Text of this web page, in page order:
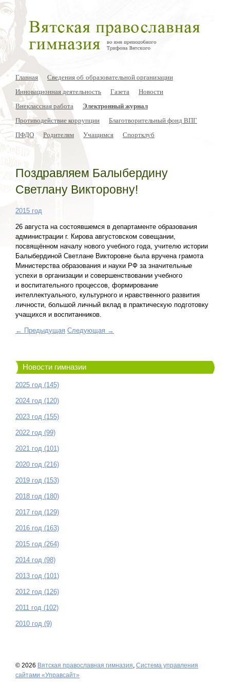
Главная
Сведения об образовательной организации
Инновационная деятельность
Газета
Новости
Внеклассная работа
Электронный журнал
Противодействие коррупции
Благотворительный фонд ВПГ
ПФДО
Родителям Учащимся Спортклуб
Поздравляем Балыбердину
Светлану Викторовну!
2015 год
26 августа на состоявшемся в департаменте образования
администрации г. Кирова августовском совещании,
посвящённом началу нового учебного года, учителю истории
Балыбердиной Светлане Викторовне была вручена грамота
Министерства образования и науки РФ за значительные
успехи в организации и совершенствовании учебного
и воспитательного процессов, формирование
интеллектуального, культурного и нравственного развития
личности, большой личный вклад в практическую подготовку
учащихся и воспитанников.
← Предыдущая Следующая →
Новости гимназии
2025 год (145)
2024 год (120)
2023 год (155)
2022 год (99)
2021 год (101)
2020 год (216)
2019 год (153)
2018 год (180)
2017 год (129)
2016 год (163)
2015 год (264)
2014 год (98)
2013 год (101)
2012 год (126)
2011 год (102)
2010 год (9)
© 2026 Вятская православная гимназия Система управления
сайтами «Управсайт»